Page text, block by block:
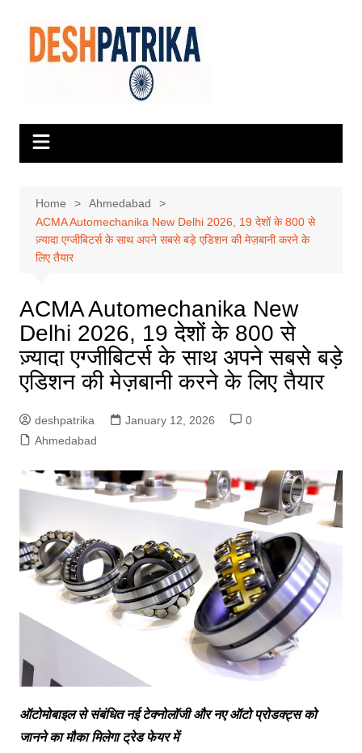
content
Home
Ahmedabad
ACMA Automechanika New Delhi 2026, 19 देशों के 800 से
ज़्यादा एग्जीबिटर्स के साथ अपने सबसे बड़े एडिशन की मेज़बानी करने के
लिए तैयार
ACMA Automechanika New
Delhi 2026, 19 देशों के 800 से
ज़्यादा एग्जीबिटर्स के साथ अपने सबसे बड़े
एडिशन की मेज़बानी करने के लिए तैयार
deshpatrika January 12, 2026
0
Ahmedabad
ऑटोमोबाइल से संबंधित नई टेक्नोलॉजी और नए ऑटो प्रोडक्ट्स को
जानने का मौका मिलेगा ट्रेड फेयर में